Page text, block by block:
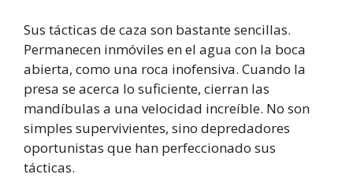
Sus tácticas de caza son bastante sencillas.
Permanecen inmóviles en el agua con la boca
abierta, como una roca inofensiva. Cuando la
presa se acerca lo suficiente, cierran las
mandíbulas a una velocidad increíble. No son
simples supervivientes, sino depredadores
oportunistas que han perfeccionado sus
tácticas.